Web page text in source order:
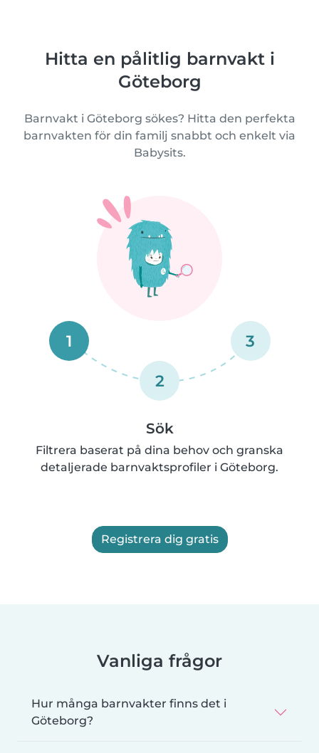
Hitta en pålitlig barnvakt i
Göteborg
Barnvakt i Göteborg sökes? Hitta den perfekta
barnvakten för din familj snabbt och enkelt via
Babysits.
1
2
3
Sök
Filtrera baserat på dina behov och granska
detaljerade barnvaktsprofiler i Göteborg.
Registrera dig gratis
Vanliga frågor
Hur många barnvakter finns det i
Göteborg?